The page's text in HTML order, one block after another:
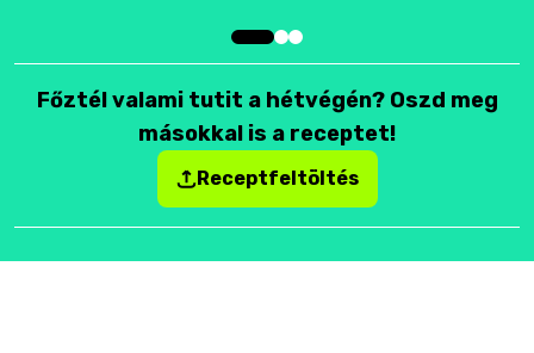
Főztél valami tutit a hétvégén? Oszd meg
másokkal is a receptet!
Receptfeltöltés